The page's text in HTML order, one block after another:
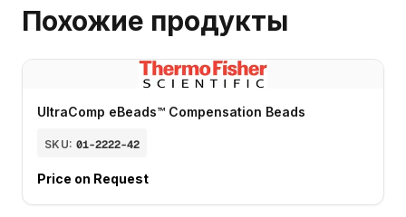
Похожие продукты
UltraComp eBeads™ Compensation Beads
SKU: 01-2222-42
Price on Request